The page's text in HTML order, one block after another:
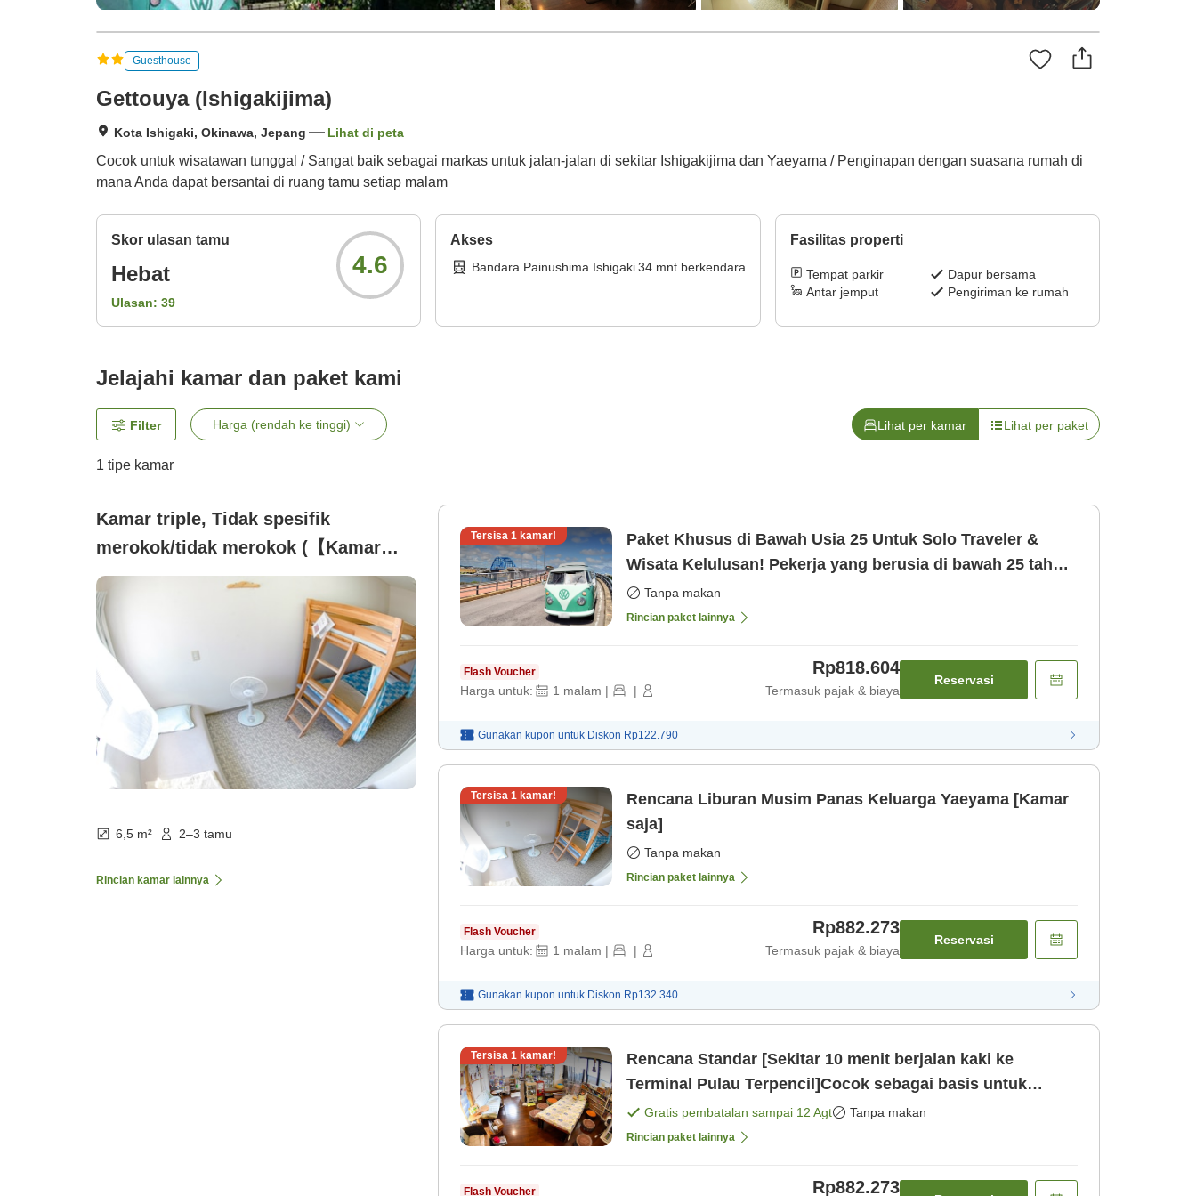
Guesthouse
Gettouya (Ishigakijima)
Kota Ishigaki, Okinawa, Jepang Lihat di peta
Cocok untuk wisatawan tunggal / Sangat baik sebagai markas untuk jalan-jalan di sekitar Ishigakijima dan Yaeyama / Penginapan dengan suasana rumah di
mana Anda dapat bersantai di ruang tamu setiap malam
Skor ulasan tamu
Hebat
Ulasan: 39
4.6
Akses
Bandara Painushima Ishigaki34mnt berkendara
Fasilitas properti
Tempat parkir
Dapur bersama
Antar jemput
Pengiriman ke rumah
Jelajahi kamar dan paket kami
Filter Harga (rendah ke tinggi) Lihat per kamar Lihat per paket
1 tipe kamar
Kamar triple, Tidak spesifik
merokok/tidak merokok (【Kamar
Pribadi】)
6,5 m² 2–3 tamu
Rincian kamar lainnya
Tersisa 1 kamar!
Paket Khusus di Bawah Usia 25 Untuk Solo Traveler &
Wisata Kelulusan! Pekerja yang berusia di bawah 25 tahun
juga boleh Mari bep [Kamar saja]
Tanpa makan
Rincian paket lainnya
Flash Voucher
Harga untuk: 1 malam | |
Rp818.604
Termasuk pajak & biaya
Reservasi
Gunakan kupon untuk Diskon Rp122.790
Tersisa 1 kamar!
Rencana Liburan Musim Panas Keluarga Yaeyama [Kamar
saja]
Tanpa makan
Rincian paket lainnya
Flash Voucher
Harga untuk: 1 malam | |
Rp882.273
Termasuk pajak & biaya
Reservasi
Gunakan kupon untuk Diskon Rp132.340
Tersisa 1 kamar!
Rencana Standar [Sekitar 10 menit berjalan kaki ke
Terminal Pulau Terpencil]Cocok sebagai basis untuk
menjelajahi Kepulauan Yaeya [Kamar saja]
Gratis pembatalan sampai 12 Agt Tanpa makan
Rincian paket lainnya
Flash Voucher Rp882.273